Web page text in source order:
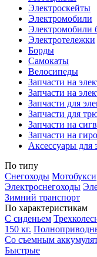
Электроскейты
Электромобили
Электромобили
Электротележки
Борды
Самокаты
Велосипеды
Запчасти на
Запчасти на
Запчасти для
Запчасти для
Запчасти на
Запчасти на
Аксессуары для
По типу
Снегоходы
Электроснегоходы
Зимний транспорт
По характеристикам
С сиденьем
150 кг.
Со съемным
Быстрые